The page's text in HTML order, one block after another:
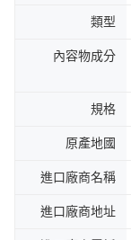
類型
內容物成分
規格
原產地國
進口廠商名稱
進口廠商地址